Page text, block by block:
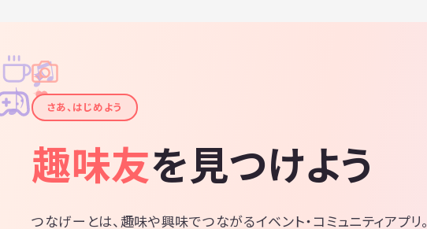
✦
✦
✧
✧
♪
♫
さあ、はじめよう
趣味友を見つけよう
つなげーとは、趣味や興味でつながるイベント・コミュニティアプリ。